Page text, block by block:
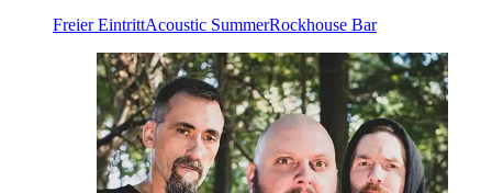
Freier EintrittAcoustic SummerRockhouse Bar